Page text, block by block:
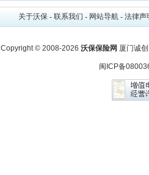
关于沃保 - 联系我们 - 网站导航 - 法律声
Copyright © 2008-2026 沃保保险网 厦门诚
闽ICP备